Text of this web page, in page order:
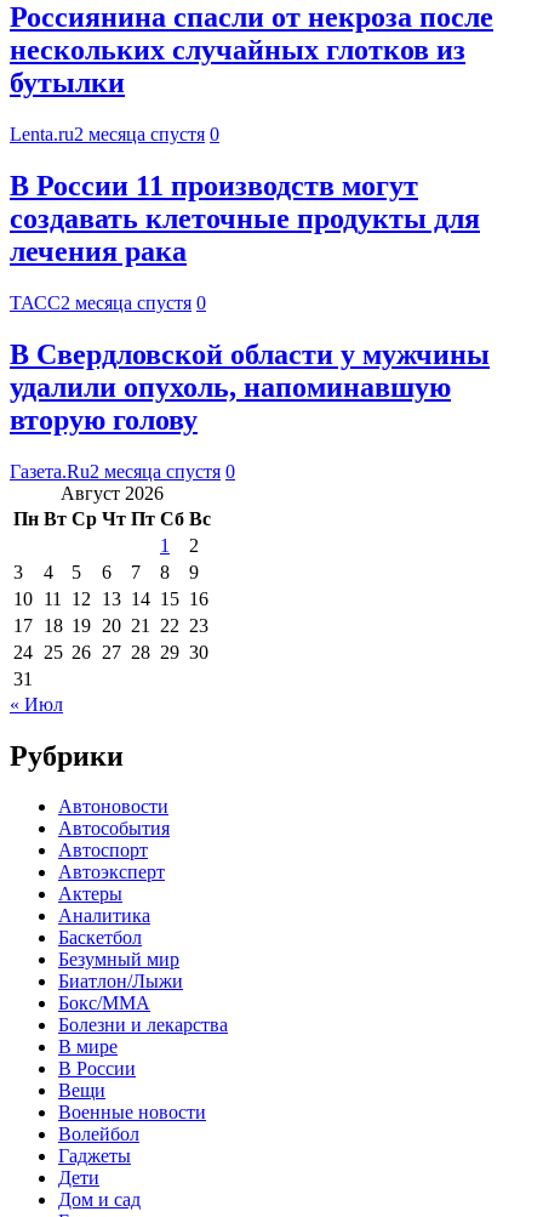
Россиянина спасли от некроза после
нескольких случайных глотков из
бутылки
Lenta.ru2 месяца спустя 0
В России 11 производств могут
создавать клеточные продукты для
лечения рака
ТАСС2 месяца спустя 0
В Свердловской области у мужчины
удалили опухоль, напоминавшую
вторую голову
Газета.Ru2 месяца спустя 0
Август 2026
Пн Вт Ср Чт Пт Сб Вс
1
2
3
4 5 6 7 8
9
10 11 12 13 14 15 16
17 18 19 20 21 22 23
24 25 26 27 28 29 30
31
« Июл
Рубрики
Автоновости
Автособытия
Автоспорт
Автоэксперт
Актеры
Аналитика
Баскетбол
Безумный мир
Биатлон/Лыжи
Бокс/MMA
Болезни и лекарства
В мире
В России
Вещи
Военные новости
Волейбол
Гаджеты
Дети
Дом и сад